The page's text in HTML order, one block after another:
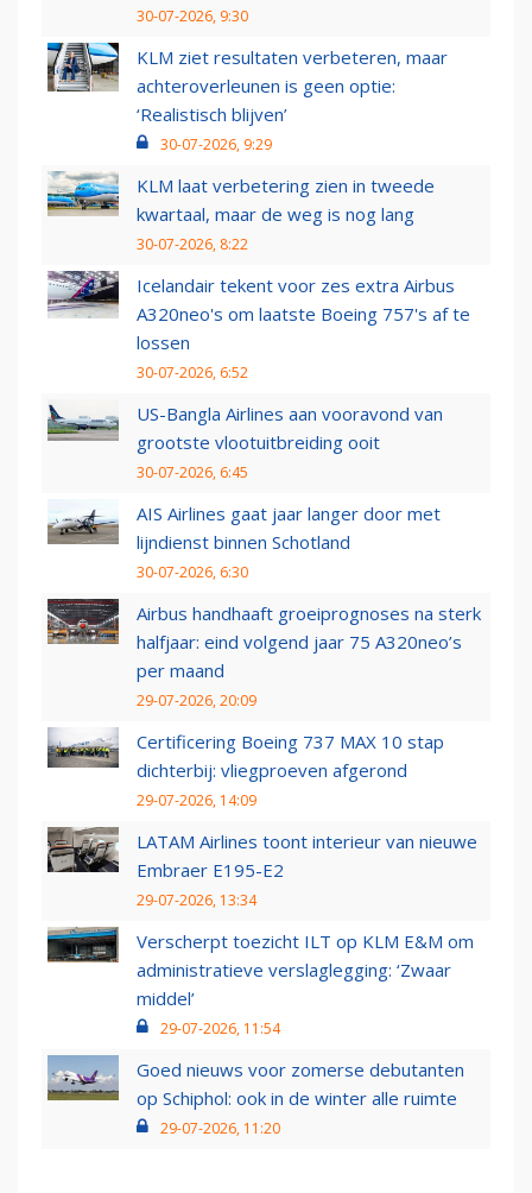
30-07-2026, 9:30
KLM ziet resultaten verbeteren, maar
achteroverleunen is geen optie:
‘Realistisch blijven’
30-07-2026, 9:29
KLM laat verbetering zien in tweede
kwartaal, maar de weg is nog lang
30-07-2026, 8:22
Icelandair tekent voor zes extra Airbus
A320neo's om laatste Boeing 757's af te
lossen
30-07-2026, 6:52
US-Bangla Airlines aan vooravond van
grootste vlootuitbreiding ooit
30-07-2026, 6:45
AIS Airlines gaat jaar langer door met
lijndienst binnen Schotland
30-07-2026, 6:30
Airbus handhaaft groeiprognoses na sterk
halfjaar: eind volgend jaar 75 A320neo’s
per maand
29-07-2026, 20:09
Certificering Boeing 737 MAX 10 stap
dichterbij: vliegproeven afgerond
29-07-2026, 14:09
LATAM Airlines toont interieur van nieuwe
Embraer E195-E2
29-07-2026, 13:34
Verscherpt toezicht ILT op KLM E&M om
administratieve verslaglegging: ‘Zwaar
middel’
29-07-2026, 11:54
Goed nieuws voor zomerse debutanten
op Schiphol: ook in de winter alle ruimte
29-07-2026, 11:20